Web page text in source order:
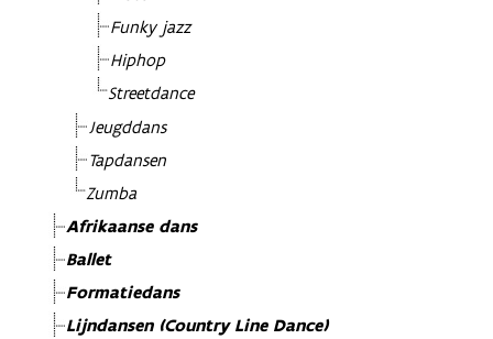
Funky jazz
Hiphop
Streetdance
Jeugddans
Tapdansen
Zumba
Afrikaanse dans
Ballet
Formatiedans
Lijndansen (Country Line Dance)